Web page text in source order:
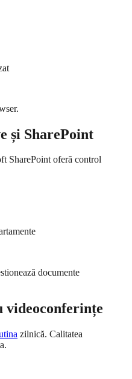
și SharePoint
SharePoint oferă control
documente
videoconferințe
zilnică. Calitatea